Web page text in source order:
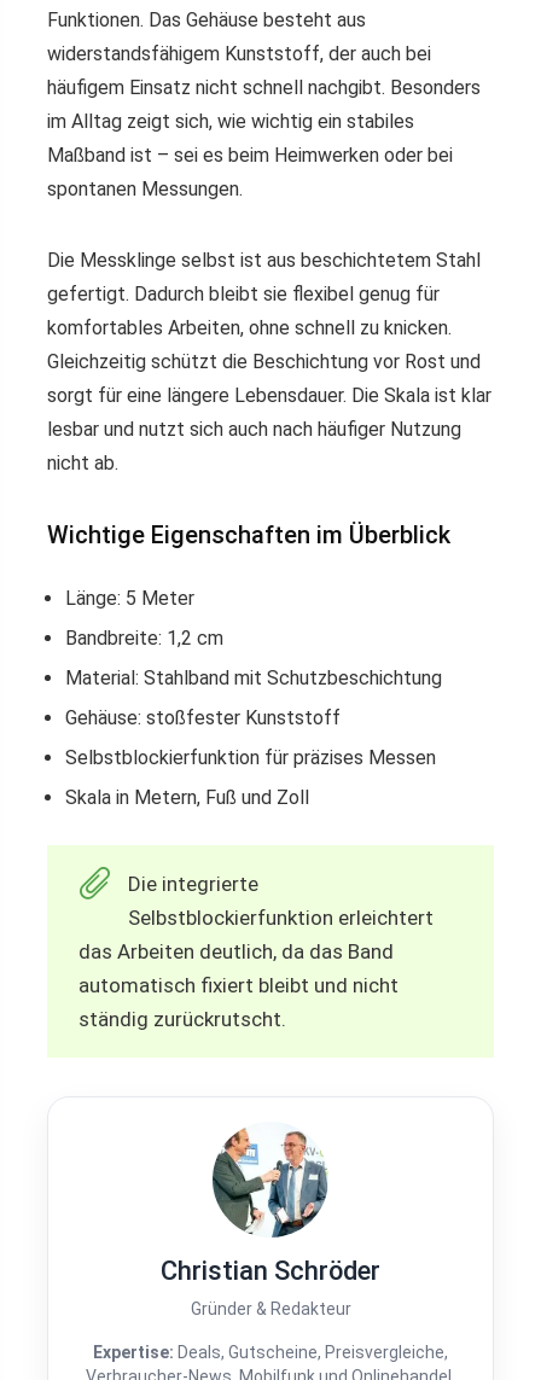
Funktionen. Das Gehäuse besteht aus
widerstandsfähigem Kunststoff, der auch bei
häufigem Einsatz nicht schnell nachgibt. Besonders
im Alltag zeigt sich, wie wichtig ein stabiles
Maßband ist – sei es beim Heimwerken oder bei
spontanen Messungen.
Die Messklinge selbst ist aus beschichtetem Stahl
gefertigt. Dadurch bleibt sie flexibel genug für
komfortables Arbeiten, ohne schnell zu knicken.
Gleichzeitig schützt die Beschichtung vor Rost und
sorgt für eine längere Lebensdauer. Die Skala ist klar
lesbar und nutzt sich auch nach häufiger Nutzung
nicht ab.
Wichtige Eigenschaften im Überblick
Länge: 5 Meter
Bandbreite: 1,2 cm
Material: Stahlband mit Schutzbeschichtung
Gehäuse: stoßfester Kunststoff
Selbstblockierfunktion für präzises Messen
Skala in Metern, Fuß und Zoll
Die integrierte
Selbstblockierfunktion erleichtert
das Arbeiten deutlich, da das Band
automatisch fixiert bleibt und nicht
ständig zurückrutscht.
Christian Schröder
Gründer & Redakteur
Expertise: Deals, Gutscheine, Preisvergleiche,